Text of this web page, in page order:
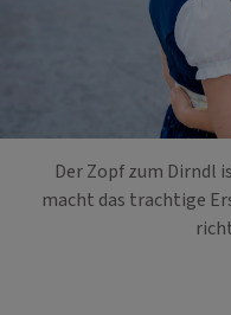
Der Zopf zum Dirndl
macht das trachtige